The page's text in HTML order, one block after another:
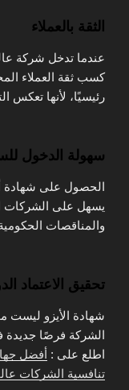
الثقة بالعملاء
عندما تدخل شركة
كسب ثقة العملاء
رئيسيًا، لأنها تعكس
سهولة الدخول
الحصول على شهادة
يسهل على الشركات
والمناقصات
تحقيق الاعتماد
شهادة الأيزو ليست
الشركة فرصًا جديدة
اطلع على : أفضل
تنافسية الشركات